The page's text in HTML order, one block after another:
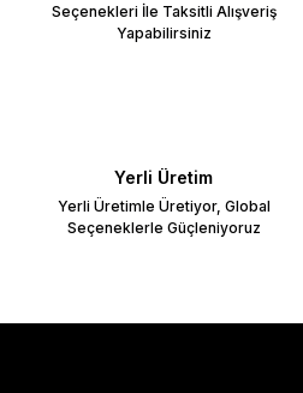
Seçenekleri İle Taksitli Alışveriş
Yapabilirsiniz
Yerli Üretim
Yerli Üretimle Üretiyor, Global
Seçeneklerle Güçleniyoruz